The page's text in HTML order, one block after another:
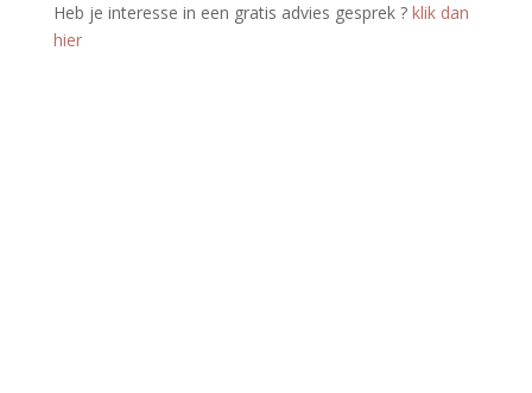
Heb je interesse in een gratis advies gesprek ­­? klik dan
hier